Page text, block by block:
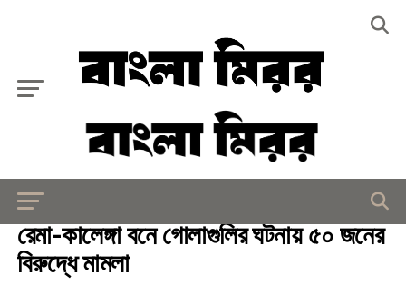
আইন - আদালত
রেমা-কালেঙ্গা বনে গোলাগুলির ঘটনায় ৫০ জনের
বিরুদ্ধে মামলা